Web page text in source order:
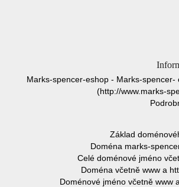
Marks-spencer-eshop - Marks-
(http://www.marks-
Základ
Doména marks-
Celé doménové jméno
Doména včetně www a
Doménové jméno včetně www